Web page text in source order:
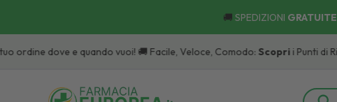
🚚 SPEDIZIONI GRATUITE
e quando vuoi! 🚚 Facile, Veloce, Comodo:Scoprii Punti di Ritiro.